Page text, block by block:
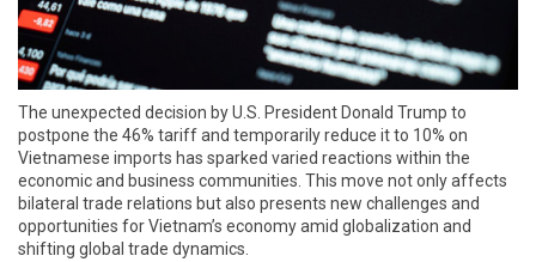
The unexpected decision by U.S. President Donald Trump to
postpone the 46% tariff and temporarily reduce it to 10% on
Vietnamese imports has sparked varied reactions within the
economic and business communities. This move not only affects
bilateral trade relations but also presents new challenges and
opportunities for Vietnam’s economy amid globalization and
shifting global trade dynamics.